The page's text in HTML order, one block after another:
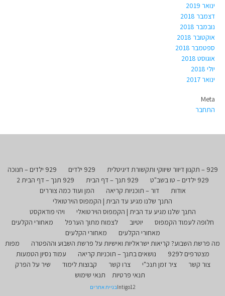
ינואר 2019
דצמבר 2018
נובמבר 2018
אוקטובר 2018
ספטמבר 2018
אוגוסט 2018
יולי 2018
ינואר 2017
Meta
התחבר
929 – תקנון דיוור שיווקי ותקשורת דיגיטלית 929 ילדים
929 ילדים – חנוכה
929 ילדים – טו בשב"ט
929 תנך – דף הבית
929 תנך – דף הבית 2
אודות
דור – תוכניות קריאה
המן ועוד כמה צוררים
התנך שלנו מגיע עד הבית | הקמפוס הוירטואלי
התנך שלנו מגיע עד הבית | הקמפוס הוירטואלי
ויהי פודאקסט
חלופה לעמוד הקמפוס
יוטיוב לצמוח מתוך הערפל
מאחורי הקלעים
מאחורי הקלעים
מאחורי הקלעים
מה פרשת השבוע? קריאות ישראליות ואישיות על פרשת השבוע וההפטרה
מפות
מצטרפים ל929
נושאים בתנך – תוכניות קריאה
עמוד נסיון הטמעות
צור קשר
ציר זמן תנכ"י צרו קשר קבוצות לימוד
שיר על הפרק
תנאי פרטיות
תנאי שימוש
Intigo12בניית אתרים